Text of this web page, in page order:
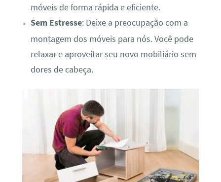
móveis de forma rápida e eficiente.
Sem Estresse: Deixe a preocupação com a
montagem dos móveis para nós. Você pode
relaxar e aproveitar seu novo mobiliário sem
dores de cabeça.